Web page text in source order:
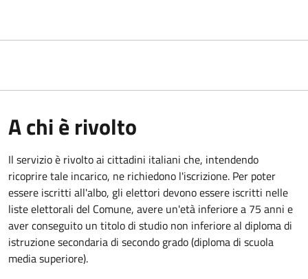
A chi è rivolto
Il servizio è rivolto ai cittadini italiani che, intendendo
ricoprire tale incarico, ne richiedono l'iscrizione. Per poter
essere iscritti all'albo, gli elettori devono essere iscritti nelle
liste elettorali del Comune, avere un'età inferiore a 75 anni e
aver conseguito un titolo di studio non inferiore al diploma di
istruzione secondaria di secondo grado (diploma di scuola
media superiore).